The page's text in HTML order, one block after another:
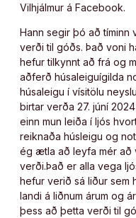
Vilhjálmur á Facebook.
Hann segir þó að tíminn
verði til góðs. Það voni
hefur tilkynnt að frá og
aðferð húsaleiguígilda
húsaleigu í vísitölu
birtar verða 27. júní
einn mun leiða í ljós
reiknaða húsleigu og
ég ætla að leyfa mér að
verði.Það er alla vega
hefur verið sá liður sem
landi á liðnum árum og
þess að þetta verði til